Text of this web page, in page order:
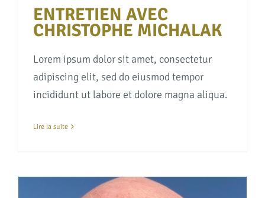
ENTRETIEN AVEC
CHRISTOPHE MICHALAK
Lorem ipsum dolor sit amet, consectetur
adipiscing elit, sed do eiusmod tempor
incididunt ut labore et dolore magna aliqua.
Lire la suite